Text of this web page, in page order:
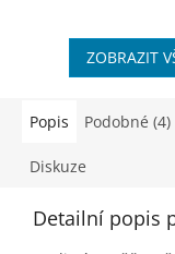
ZOBRAZIT
Popis Podobné (4)
Diskuze
Detailní popis